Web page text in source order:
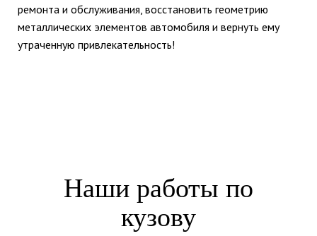
ремонта и обслуживания, восстановить геометрию
металлических элементов автомобиля и вернуть ему
утраченную привлекательность!
Наши работы по
кузову